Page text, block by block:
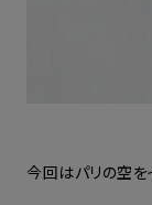
今回はパリの空を